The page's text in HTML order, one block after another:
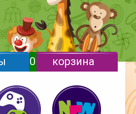
0 корзина